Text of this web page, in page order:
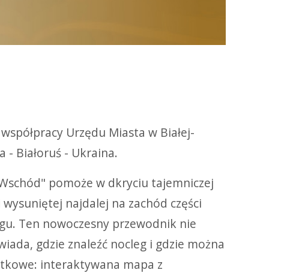
Urzędu Miasta w Białej-
- Białoruś - Ukraina.
pomoże w dkryciu tajemniczej
najdalej na zachód części
Ten nowoczesny przewodnik nie
gdzie znaleźć nocleg i gdzie można
interaktywana mapa z